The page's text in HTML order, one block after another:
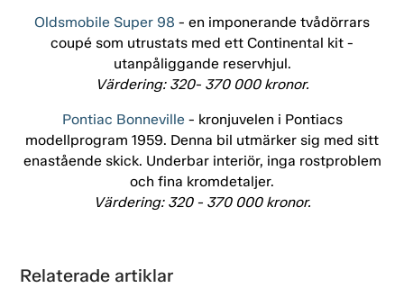
Oldsmobile Super 98 - en imponerande tvådörrars
coupé som utrustats med ett Continental kit -
utanpåliggande reservhjul.
Värdering: 320- 370 000 kronor.
Pontiac Bonneville- kronjuvelen i Pontiacs
modellprogram 1959. Denna bil utmärker sig med sitt
enastående skick. Underbar interiör, inga rostproblem
och fina kromdetaljer.
Värdering: 320 - 370 000 kronor.
Relaterade artiklar